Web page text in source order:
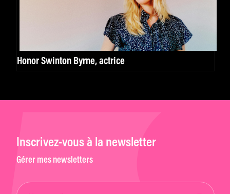
Honor Swinton Byrne, actrice
Inscrivez-vous à la newsletter
Gérer mes newsletters